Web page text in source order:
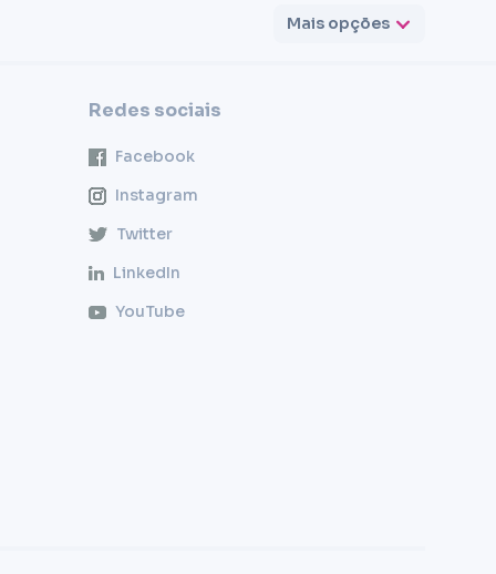
Mais opções
Redes sociais
Facebook
Instagram
Twitter
LinkedIn
YouTube